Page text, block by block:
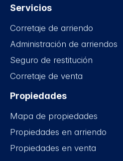
Servicios
Corretaje de arriendo
Administración de arriendos
Seguro de restitución
Corretaje de venta
Propiedades
Mapa de propiedades
Propiedades en arriendo
Propiedades en venta